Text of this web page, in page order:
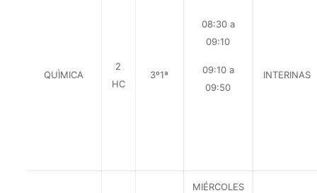
QUÌMICA
2
HC
3º1ª
08:30 a
09:10
09:10 a
09:50
INTERINAS
MIÉRCOLES